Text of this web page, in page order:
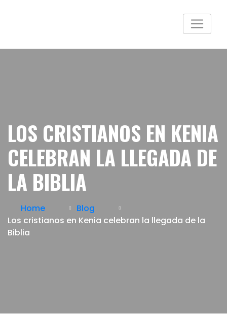
LOS CRISTIANOS EN KENIA
CELEBRAN LA LLEGADA DE
LA BIBLIA
Home
Blog
Los cristianos en Kenia celebran la llegada de la
Biblia